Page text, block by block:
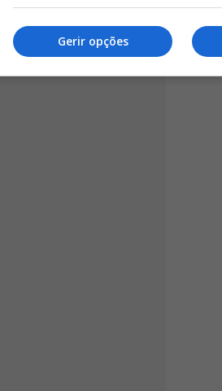
Gerir opções